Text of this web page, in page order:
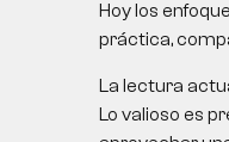
Hoy los
práctica,
La lectura
Lo valioso es